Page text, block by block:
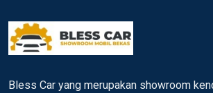
Bless Car yang merupakan showroom